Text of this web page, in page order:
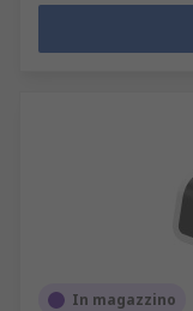
In magazzino